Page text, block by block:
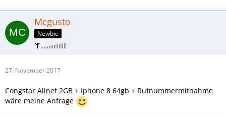
Mcgusto
Newbie
27. November 2017
Congstar Allnet 2GB + Iphone 8 64gb + Rufnummermitnahme
wäre meine Anfrage